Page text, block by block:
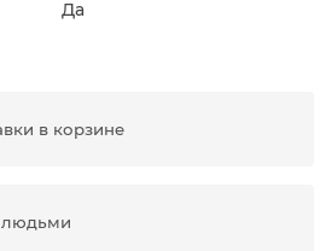
Да
в корзине
людьми